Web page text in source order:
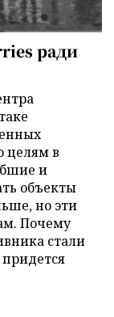
ради
целям в
и
объекты
но эти
Почему
стали